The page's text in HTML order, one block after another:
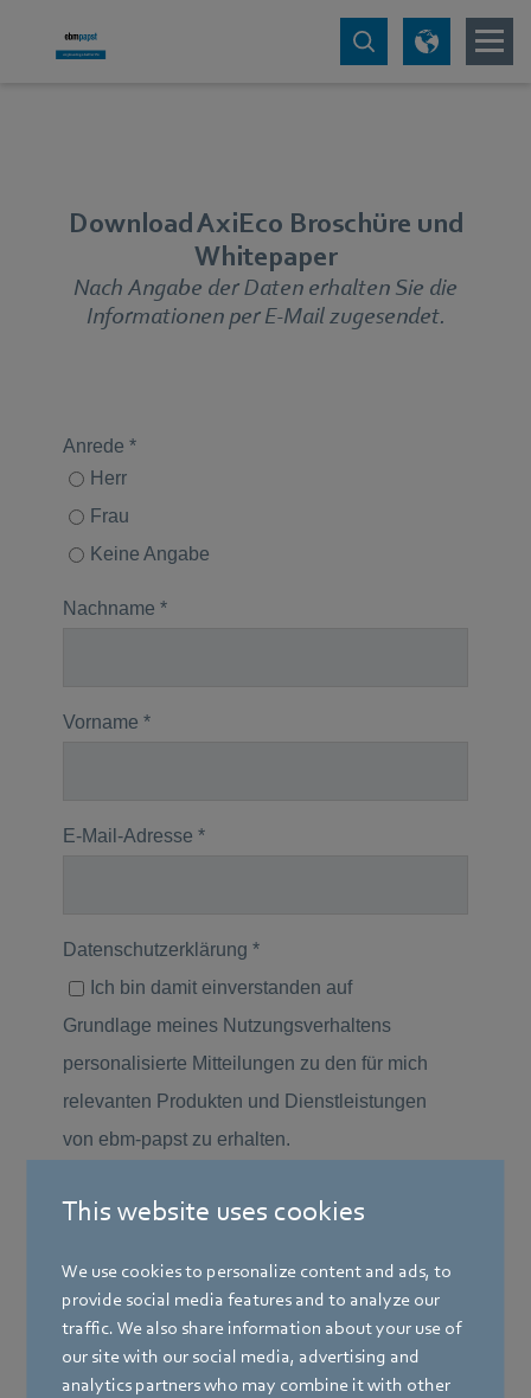
This website uses cookies
We use cookies to personalize content and ads, to
provide social media features and to analyze our
traffic. We also share information about your use of
our site with our social media, advertising and
analytics partners who may combine it with other
Download AxiEco Broschüre und
Whitepaper
Nach Angabe der Daten erhalten Sie die
Informationen per E-Mail zugesendet.